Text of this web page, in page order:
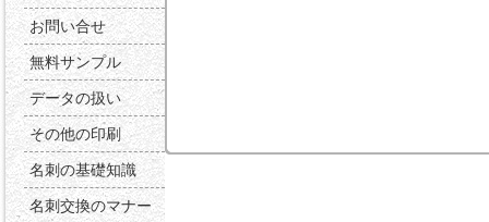
お問い合せ
無料サンプル
データの扱い
その他の印刷
名刺の基礎知識
名刺交換のマナー